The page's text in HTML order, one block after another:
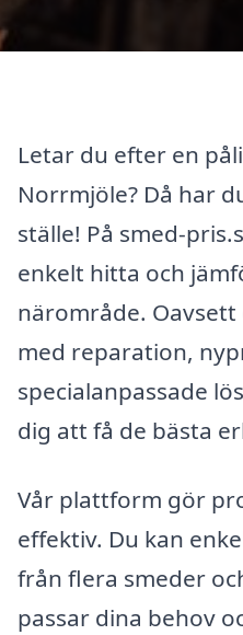
Letar du efter en
Norrmjöle? Då har
ställe! På smed-
enkelt hitta och
närområde.
med reparation,
specialanpassade
dig att få de bästa
Vår plattform gör
effektiv. Du kan
från flera smeder
passar dina behov